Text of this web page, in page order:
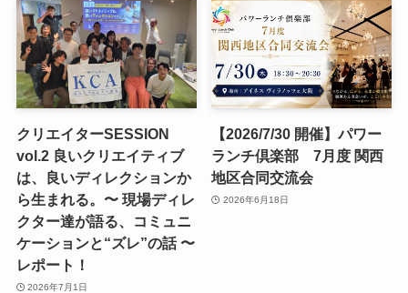
クリエイターSESSION
vol.2 良いクリエイティブ
は、良いディレクションか
ら生まれる。〜 現場ディレ
クター達が語る、コミュニ
ケーションと“ズレ”の話 〜
レポート！
2026年7月1日
【2026/7/30 開催】パワー
ランチ倶楽部 7月度 関西
地区合同交流会
2026年6月18日